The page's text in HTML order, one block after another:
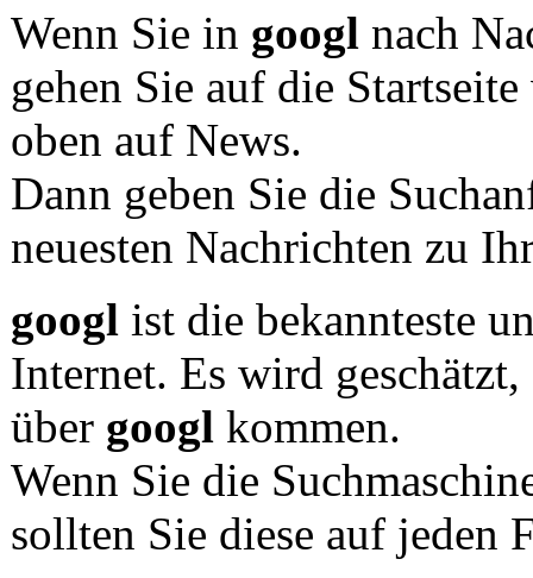
Wenn Sie in googl nach
gehen Sie auf die
oben auf News.
Dann geben Sie die
neuesten Nachrichten zu
googl ist die bekannteste
Internet. Es wird geschätzt,
über googl kommen.
Wenn Sie die
sollten Sie diese auf jeden